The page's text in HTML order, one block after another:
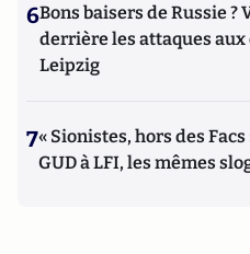
6Bons baisers de Russie ?
derrière les attaques
Leipzig
7« Sionistes, hors des
GUD à LFI, les mêmes